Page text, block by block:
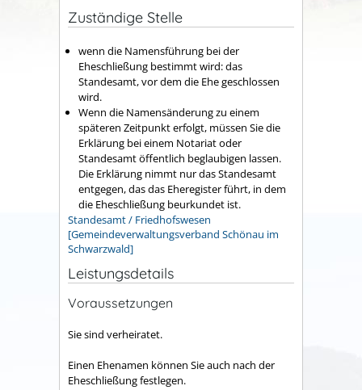
Zuständige Stelle
wenn die Namensführung bei der
Eheschließung bestimmt wird: das
Standesamt, vor dem die Ehe geschlossen
wird.
Wenn die Namensänderung zu einem
späteren Zeitpunkt erfolgt, müssen Sie die
Erklärung bei einem Notariat oder
Standesamt öffentlich beglaubigen lassen.
Die Erklärung nimmt nur das Standesamt
entgegen, das das Eheregister führt, in dem
die Eheschließung beurkundet ist.
Standesamt / Friedhofswesen
[Gemeindeverwaltungsverband Schönau im
Schwarzwald]
Leistungsdetails
Voraussetzungen
Sie sind verheiratet.
Einen Ehenamen können Sie auch nach der
Eheschließung festlegen.